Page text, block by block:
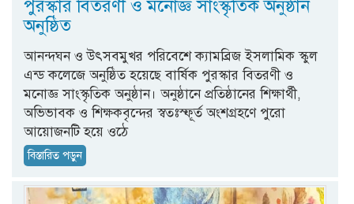
পুরস্কার বিতরণী ও মনোজ্ঞ সাংস্কৃতিক অনুষ্ঠান
অনুষ্ঠিত
আনন্দঘন ও উৎসবমুখর পরিবেশে ক্যামব্রিজ ইসলামিক স্কুল
এন্ড কলেজে অনুষ্ঠিত হয়েছে বার্ষিক পুরস্কার বিতরণী ও
মনোজ্ঞ সাংস্কৃতিক অনুষ্ঠান। অনুষ্ঠানে প্রতিষ্ঠানের শিক্ষার্থী,
অভিভাবক ও শিক্ষকবৃন্দের স্বতঃস্ফূর্ত অংশগ্রহণে পুরো
আয়োজনটি হয়ে ওঠে
বিস্তারিত পড়ুন